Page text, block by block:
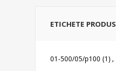
ETICHETE PRODUS
01-500/05/p100 (1) ,